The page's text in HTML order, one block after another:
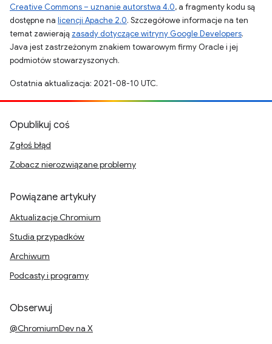
Creative Commons – uznanie autorstwa 4.0, a fragmenty kodu są
dostępne na licencji Apache 2.0. Szczegółowe informacje na ten
temat zawierają zasady dotyczące witryny Google Developers.
Java jest zastrzeżonym znakiem towarowym firmy Oracle i jej
podmiotów stowarzyszonych.
Ostatnia aktualizacja: 2021-08-10 UTC.
Opublikuj coś
Zgłoś błąd
Zobacz nierozwiązane problemy
Powiązane artykuły
Aktualizacje Chromium
Studia przypadków
Archiwum
Podcasty i programy
Obserwuj
@ChromiumDev na X